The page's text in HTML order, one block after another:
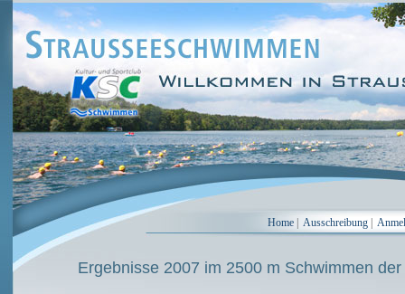
Home Ausschreibung
Ergebnisse 2007 im 2500 m Schwimmen der